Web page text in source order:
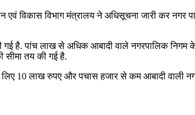
विकास विभाग मंत्रालय ने अधिसूचना जारी कर नगर
गई है. पांच लाख से अधिक आबादी वाले नगरपालिक
तय की गई है.
10 लाख रुपए और पचास हजार से कम आबादी वाली